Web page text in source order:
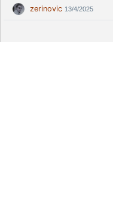
zerinovic 13/4/2025